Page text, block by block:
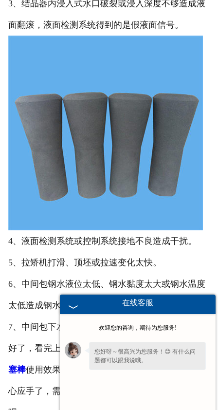
3、结晶器内浸入式水口破裂或浸入深度不够造成液
面翻滚，液面检测系统得到的是假液面信号。
4、液面检测系统或控制系统接地不良造成干扰。
5、拉矫机打滑、顶坯或拉速变化太快。
6、中间包钢水液位太低、钢水黏度太大或钢水温度
太低造成钢水流动性不太好，甚至截流。
7、中间包下水口过大或过小。
好了，看完上面的介绍我们应该能知道影响成都石墨
塞棒使用效果的因素了，下面我们解决这样的就能得
心应手了，需要这种产品的朋友们赶紧来联系我们
在线客服
欢迎您的咨询，期待为您服务!
您好呀～很高兴为您服务！😊 有什么问
题都可以跟我说哦。